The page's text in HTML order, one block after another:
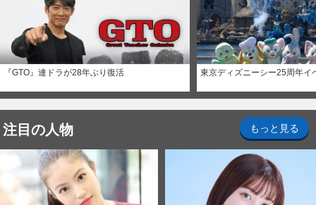
『GTO』連ドラが28年ぶり復活 東京ディズニーシー25周年イ
注目の人物 もっと見る